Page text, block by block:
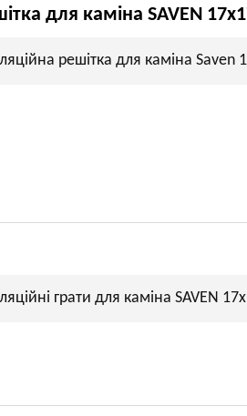
для каміна SAVEN
решітка для каміна Saven
грати для каміна SAVEN